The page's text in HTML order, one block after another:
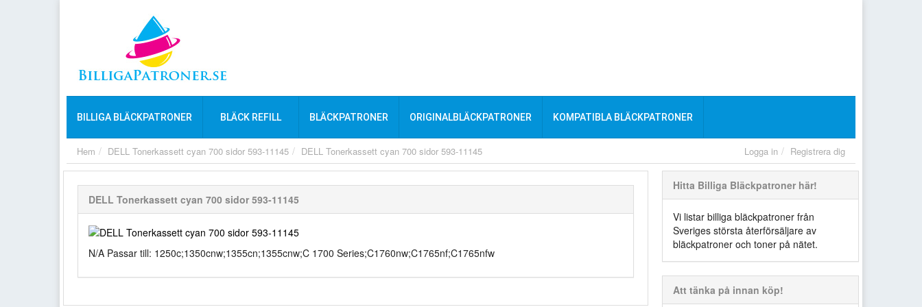
BILLIGA BLÄCKPATRONER BLÄCK REFILL BLÄCKPATRONER ORIGINALBLÄCKPATRONER KOMPATIBLA BLÄCKPATRONER
Hem DELL Tonerkassett cyan 700 sidor 593-11145 DELL Tonerkassett cyan 700 sidor 593-11145 Logga in Registrera dig
DELL Tonerkassett cyan 700 sidor 593-11145
N/A Passar till: 1250c;1350cnw;1355cn;1355cnw;C 1700 Series;C1760nw;C1765nf;C1765nfw
Hitta Billiga Bläckpatroner här!
Vi listar billiga bläckpatroner från
Sveriges största återförsäljare av
bläckpatroner och toner på nätet.
Att tänka på innan köp!